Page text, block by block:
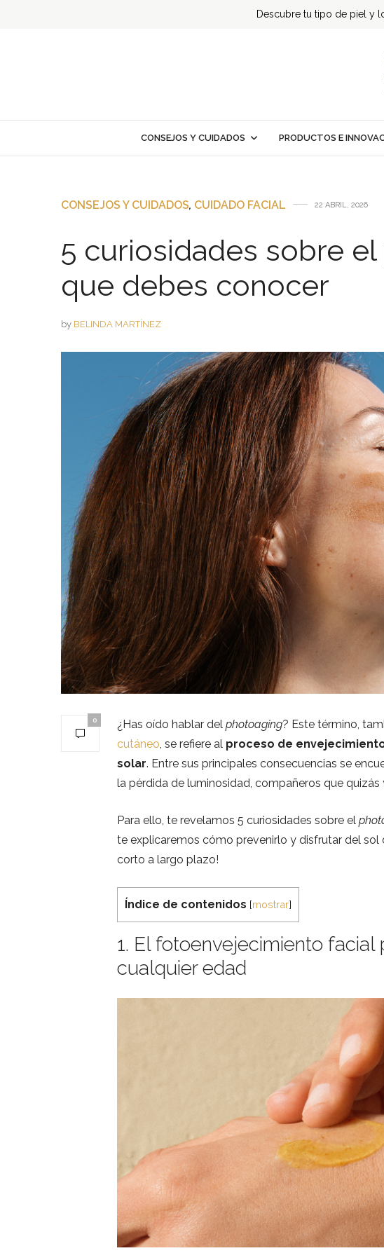
Descubre tu tipo de piel y
CONSEJOS Y CUIDADOS PRODUCTOS E
CONSEJOS Y CUIDADOS, CUIDADO FACIAL 22 ABRIL, 2026
5 curiosidades sobre
que debes conocer
by BELINDA MARTÍNEZ
0 ¿Has oído hablar del photoaging? Este término,
cutáneo , se refiere al proceso de
solar. Entre sus principales consecuencias se
la pérdida de luminosidad, compañeros que quizás
Para ello, te revelamos 5 curiosidades sobre el
te explicaremos cómo prevenirlo y disfrutar del sol
corto a largo plazo!
Índice de contenidos [mostrar]
1. El fotoenvejecimiento facial
cualquier edad